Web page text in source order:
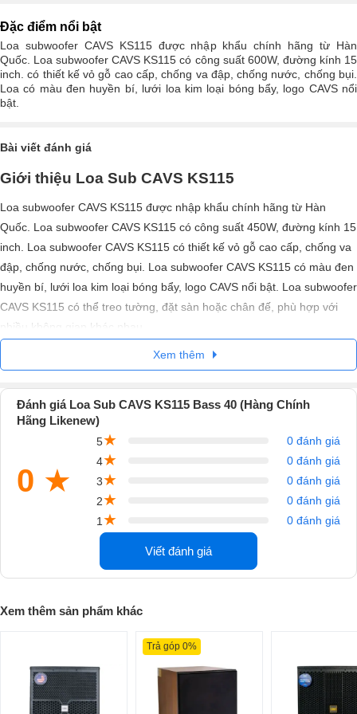
Đặc điểm nổi bật
Loa subwoofer CAVS KS115 được nhập khẩu chính hãng từ Hàn
Quốc. Loa subwoofer CAVS KS115 có công suất 600W, đường kính 15
inch. có thiết kế vỏ gỗ cao cấp, chống va đập, chống nước, chống bụi.
Loa có màu đen huyền bí, lưới loa kim loại bóng bẩy, logo CAVS nổi
bật.
Bài viết đánh giá
Giới thiệu Loa Sub CAVS KS115
Loa subwoofer CAVS KS115 được nhập khẩu chính hãng từ Hàn
Quốc. Loa subwoofer CAVS KS115 có công suất 450W, đường kính 15
inch. Loa subwoofer CAVS KS115 có thiết kế vỏ gỗ cao cấp, chống va
đập, chống nước, chống bụi. Loa subwoofer CAVS KS115 có màu đen
huyền bí, lưới loa kim loại bóng bẩy, logo CAVS nổi bật. Loa subwoofer
CAVS KS115 có thể treo tường, đặt sàn hoặc chân đế, phù hợp với
nhiều không gian khác nhau.
Loa subwoofer CAVS KS115 là sự lựa chọn hoàn hảo cho những ai
đến cho bạn những trải nghiệm âm thanh tuyệt vời, không thua kém gì
làm hài lòng cả những khách hàng khó tính nhất.
Xem thêm
Đánh giá Loa Sub CAVS KS115 Bass 40 (Hàng Chính
Hãng Likenew)
0 ★
5★
0 đánh giá
4★
0 đánh giá
3★
0 đánh giá
2★
0 đánh giá
1★ 0 đánh giá
Viết đánh giá
Xem thêm sản phẩm khác
Trả góp 0%